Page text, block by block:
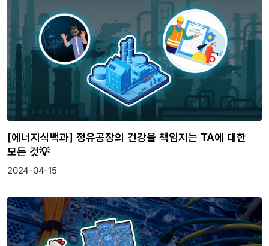
[에너지식백과] 정유공장의 건강을 책임지는 TA에 대한
모든 것💡
2024-04-15